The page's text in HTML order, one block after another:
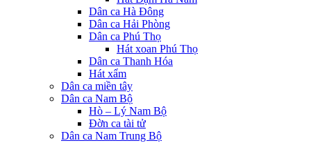
Dân ca Hà Đông
Dân ca Hải Phòng
Dân ca Phú Thọ
Hát xoan Phú Thọ
Dân ca Thanh Hóa
Hát xẩm
Dân ca miền tây
Dân ca Nam Bộ
Hò – Lý Nam Bộ
Đờn ca tài tử
Dân ca Nam Trung Bộ